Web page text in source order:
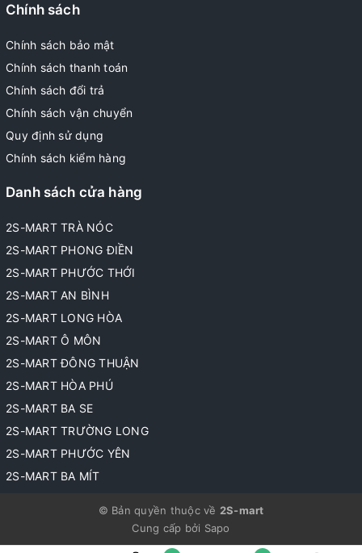
Chính sách
Chính sách bảo mật
Chính sách thanh toán
Chính sách đổi trả
Chính sách vận chuyển
Quy định sử dụng
Chính sách kiểm hàng
Danh sách cửa hàng
2S-MART TRÀ NÓC
2S-MART PHONG ĐIỀN
2S-MART PHƯỚC THỚI
2S-MART AN BÌNH
2S-MART LONG HÒA
2S-MART Ô MÔN
2S-MART ĐÔNG THUẬN
2S-MART HÒA PHÚ
2S-MART BA SE
2S-MART TRƯỜNG LONG
2S-MART PHƯỚC YÊN
2S-MART BA MÍT
© Bản quyền thuộc về 2S-mart
Cung cấp bởi Sapo